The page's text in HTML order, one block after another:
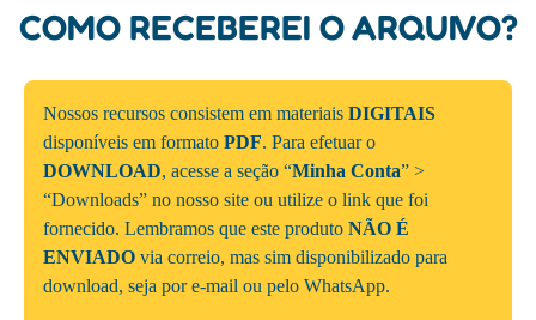
COMO RECEBEREI O ARQUIVO?
Nossos recursos consistem em materiais DIGITAIS
disponíveis em formato PDF. Para efetuar o
DOWNLOAD, acesse a seção “Minha Conta” >
“Downloads” no nosso site ou utilize o link que foi
fornecido. Lembramos que este produto NÃO É
ENVIADO via correio, mas sim disponibilizado para
download, seja por e-mail ou pelo WhatsApp.